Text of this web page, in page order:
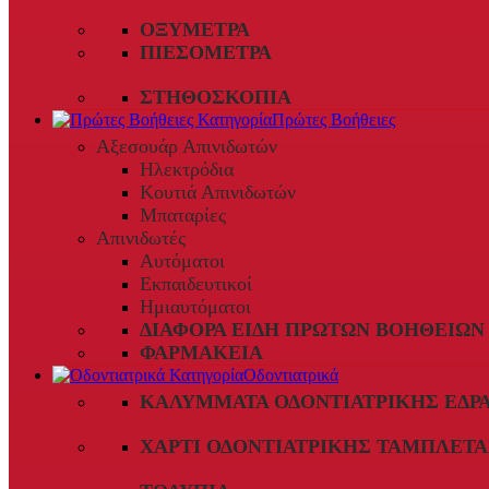
ΟΞΎΜΕΤΡΑ
ΠΙΕΣΌΜΕΤΡΑ
ΣΤΗΘΟΣΚΌΠΙΑ
Πρώτες Βοήθειες
Αξεσουάρ Απινιδωτών
Ηλεκτρόδια
Κουτιά Απινιδωτών
Μπαταρίες
Απινιδωτές
Αυτόματοι
Εκπαιδευτικοί
Ημιαυτόματοι
ΔΙΆΦΟΡΑ ΕΊΔΗ ΠΡΏΤΩΝ ΒΟΗΘΕΙΏΝ
ΦΑΡΜΑΚΕΊΑ
Οδοντιατρικά
ΚΑΛΎΜΜΑΤΑ ΟΔΟΝΤΙΑΤΡΙΚΉΣ
ΧΑΡΤΊ ΟΔΟΝΤΙΑΤΡΙΚΉΣ